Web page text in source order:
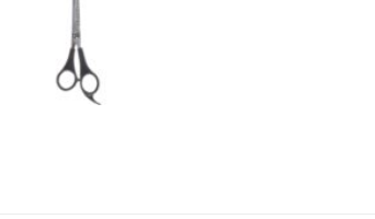
Okkur er mikið í mun að bæta þjónustu okkar
móti öllum skilaboðum.
Skiptir ekki máli hvort þau eru jákvæð eða